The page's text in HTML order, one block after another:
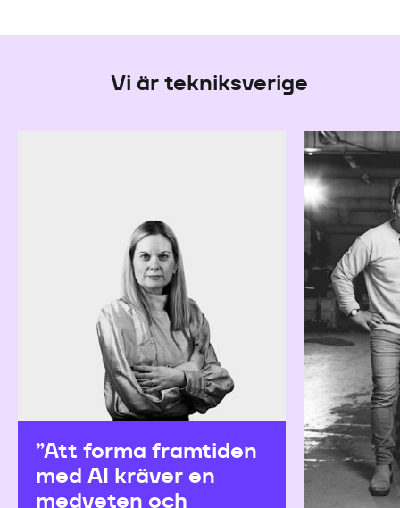
Vi är tekniksverige
”Att forma framtiden
med AI kräver en
medveten och